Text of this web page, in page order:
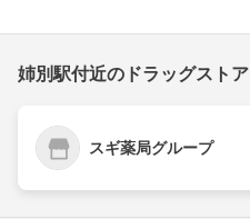
姉別駅付近のドラッグストア
スギ薬局グループ